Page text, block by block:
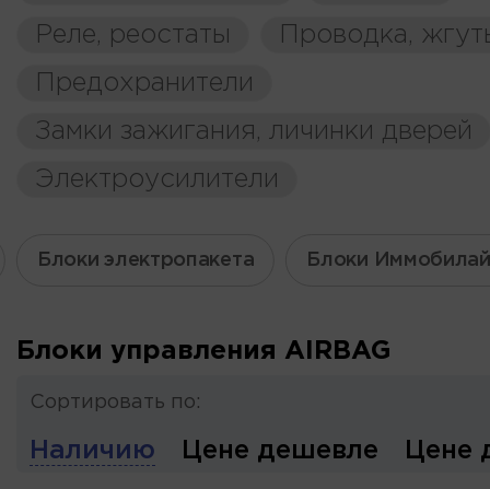
Реле, реостаты
Проводка,
Предохранители
Замки зажигания, личинки дверей
Электроусилители
Блоки электропакета Блоки
Блоки управления AIRBAG
Сортировать по:
Наличию Цене дешевле Цене